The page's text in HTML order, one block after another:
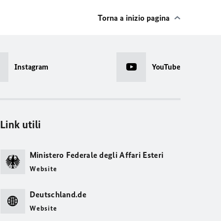
Torna a inizio pagina
Instagram YouTube
Link utili
Ministero Federale degli Affari Esteri
Website
Deutschland.de
Website